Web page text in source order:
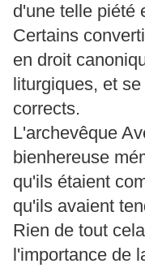
d'une telle piété
Certains
en droit
liturgiques, et
corrects.
L'archevêque
bienhereuse
qu'ils étaient
qu'ils avaient
Rien de tout
l'importance de